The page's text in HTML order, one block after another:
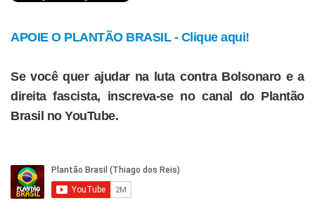
APOIE O PLANTÃO BRASIL - Clique aqui!
Se você quer ajudar na luta contra Bolsonaro e a
direita fascista, inscreva-se no canal do Plantão
Brasil no YouTube.